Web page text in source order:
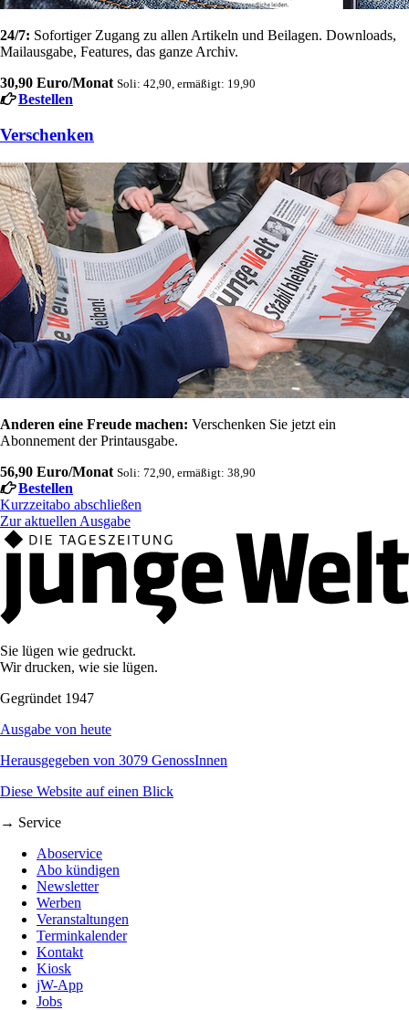
24/7: Sofortiger Zugang zu allen Artikeln und Beilagen. Downloads,
Mailausgabe, Features, das ganze Archiv.
30,90 Euro/Monat Soli: 42,90, ermäßigt: 19,90
Bestellen
Verschenken
Anderen eine Freude machen: Verschenken Sie jetzt ein
Abonnement der Printausgabe.
56,90 Euro/Monat Soli: 72,90, ermäßigt: 38,90
Bestellen
Kurzzeitabo abschließen
Zur aktuellen Ausgabe
Sie lügen wie gedruckt.
Wir drucken, wie sie lügen.
Gegründet 1947
Ausgabe von heute
Herausgegeben von 3079 GenossInnen
Diese Website auf einen Blick
→ Service
Aboservice
Abo kündigen
Newsletter
Werben
Veranstaltungen
Terminkalender
Kontakt
Kiosk
jW-App
Jobs